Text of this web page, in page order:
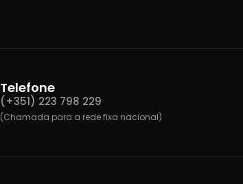
Telefone
(+351) 223 798 229
(Chamada para a rede fixa nacional)